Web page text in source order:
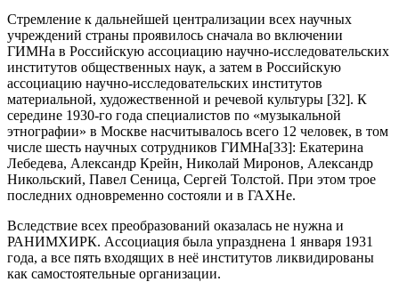
Стремление к дальнейшей централизации всех научных
учреждений страны проявилось сначала во включении
ГИМНа в Российскую ассоциацию научно-исследовательских
институтов общественных наук, а затем в Российскую
ассоциацию научно-исследовательских институтов
материальной, художественной и речевой культуры [32]. К
середине 1930-го года специалистов по «музыкальной
этнографии» в Москве насчитывалось всего 12 человек, в том
числе шесть научных сотрудников ГИМНа[33]: Екатерина
Лебедева, Александр Крейн, Николай Миронов, Александр
Никольский, Павел Сеница, Сергей Толстой. При этом трое
последних одновременно состояли и в ГАХНе.
Вследствие всех преобразований оказалась не нужна и
РАНИМХИРК. Ассоциация была упразднена 1 января 1931
года, а все пять входящих в неё институтов ликвидированы
как самостоятельные организации.